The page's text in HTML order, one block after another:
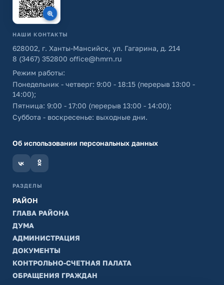
НАШИ КОНТАКТЫ
628002, г. Ханты-Мансийск, ул. Гагарина, д. 214
8 (3467) 352800 office@hmrn.ru
Режим работы:
Понедельник - четверг: 9:00 - 18:15 (перерыв 13:00 -
14:00);
Пятница: 9:00 - 17:00 (перерыв 13:00 - 14:00);
Суббота - воскресенье: выходные дни.
Об использовании персональных данных
РАЗДЕЛЫ
РАЙОН
ГЛАВА РАЙОНА
ДУМА
АДМИНИСТРАЦИЯ
ДОКУМЕНТЫ
КОНТРОЛЬНО-СЧЕТНАЯ ПАЛАТА
ОБРАЩЕНИЯ ГРАЖДАН